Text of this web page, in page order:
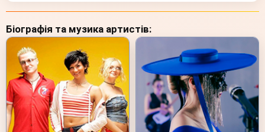
Біографія та музика артистів: